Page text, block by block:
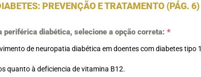
PREVENÇÃO E TRATAMENTO (PÁG. 6)
diabética, selecione a opção correta: *
de neuropatia diabética em doentes com diabetes tipo 1
quanto à deficiencia de vitamina B12.